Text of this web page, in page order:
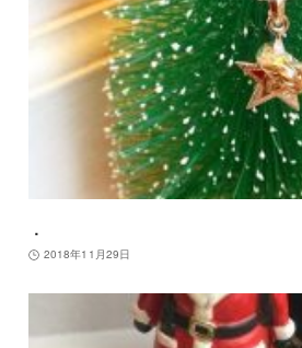
．
2018年11月29日